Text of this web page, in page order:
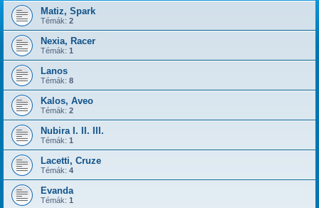
Matiz, Spark
Témák: 2
Nexia, Racer
Témák: 1
Lanos
Témák: 8
Kalos, Aveo
Témák: 2
Nubira I. II. III.
Témák: 1
Lacetti, Cruze
Témák: 4
Evanda
Témák: 1